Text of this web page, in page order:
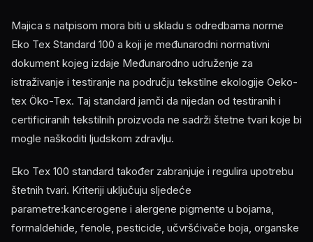
Majica s natpisom mora biti u skladu s odredbama norme
Eko Tex Standard 100 a koji je međunarodni normativni
dokument kojeg izdaje Međunarodno udruženje za
istraživanje i testiranje na području tekstilne ekologije Oeko-
tex Öko-Tex. Taj standard jamči da nijedan od testiranih i
certificiranih tekstilnih proizvoda ne sadrži štetne tvari koje bi
mogle naškoditi ljudskom zdravlju.
Eko Tex 100 standard također zabranjuje i regulira upotrebu
štetnih tvari. Kriteriji uključuju sljedeće
parametre:kancerogene i alergene pigmente u bojama,
formaldehide, fenole, pesticide, učvršćivače boja, organske